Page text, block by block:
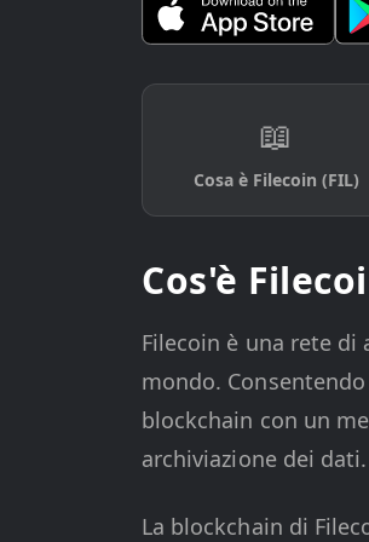
📖
Cosa è Filecoin (FIL)
Cos'è
Filecoin è una rete
mondo.
blockchain con un
archiviazione dei dati.
La blockchain di